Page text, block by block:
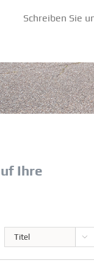
Schreiben Sie
Ihre
